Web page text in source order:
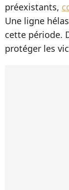
préexistants,
Une ligne
cette période.
protéger les